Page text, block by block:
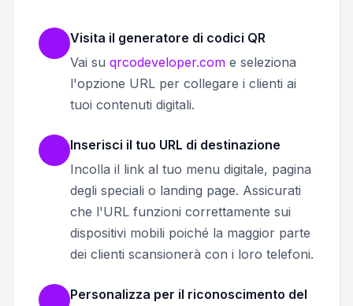
Visita il generatore di codici QR
Vai su qrcodeveloper.com e seleziona
l'opzione URL per collegare i clienti ai
tuoi contenuti digitali.
Inserisci il tuo URL di destinazione
Incolla il link al tuo menu digitale, pagina
degli speciali o landing page. Assicurati
che l'URL funzioni correttamente sui
dispositivi mobili poiché la maggior parte
dei clienti scansionerà con i loro telefoni.
Personalizza per il riconoscimento del